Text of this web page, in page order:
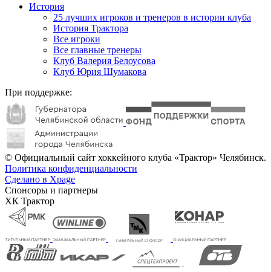
История
25 лучших игроков и тренеров в истории клуба
История Трактора
Все игроки
Все главные тренеры
Клуб Валерия Белоусова
Клуб Юрия Шумакова
При поддержке:
© Официальный сайт хоккейного клуба «Трактор» Челябинск.
Политика конфиденциальности
Сделано в Xpage
Спонсоры и партнеры
ХК Трактор